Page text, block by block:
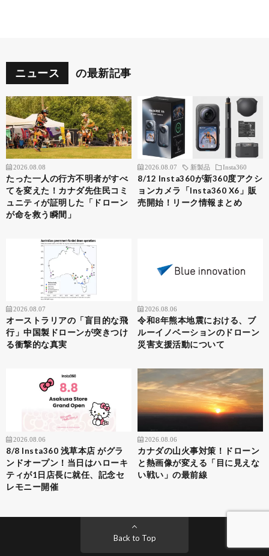
ニュース の最新記事
2026.08.08
たった一人の行方不明者がすべ
てを変えた！カナダ先住民コミ
ュニティが証明した「ドローン
が命を救う瞬間」
2026.08.07 新製品 Insta360
8/12 Insta360が新360度アクシ
ョンカメラ「Insta360 X6」販
売開始！リーク情報まとめ
2026.08.07
オーストラリアの「盲目的な飛
行」中国製ドローンが突きつけ
る衝撃的な真実
2026.08.06
令和8年熊本地震における、ブ
ルーイノベーションのドローン
災害支援活動について
2026.08.06
8/8 Insta360 浅草本店 がグラ
ンドオープン！当日はハローキ
ティが1日店長に就任、記念セ
レモニー開催
2026.08.06
カナダの山火事対策！ドローン
と熱画像が変える「目に見えな
い戦い」の最前線
Back to Top